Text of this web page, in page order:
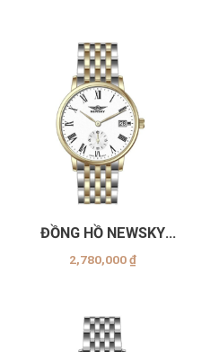
ĐỒNG HỒ NEWSKY
NS5013G.S03
2,780,000₫